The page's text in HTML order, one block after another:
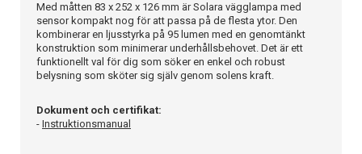
Med måtten 83 x 252 x 126 mm är Solara vägglampa med
sensor kompakt nog för att passa på de flesta ytor. Den
kombinerar en ljusstyrka på 95 lumen med en genomtänkt
konstruktion som minimerar underhållsbehovet. Det är ett
funktionellt val för dig som söker en enkel och robust
belysning som sköter sig själv genom solens kraft.
Dokument och certifikat:
- Instruktionsmanual